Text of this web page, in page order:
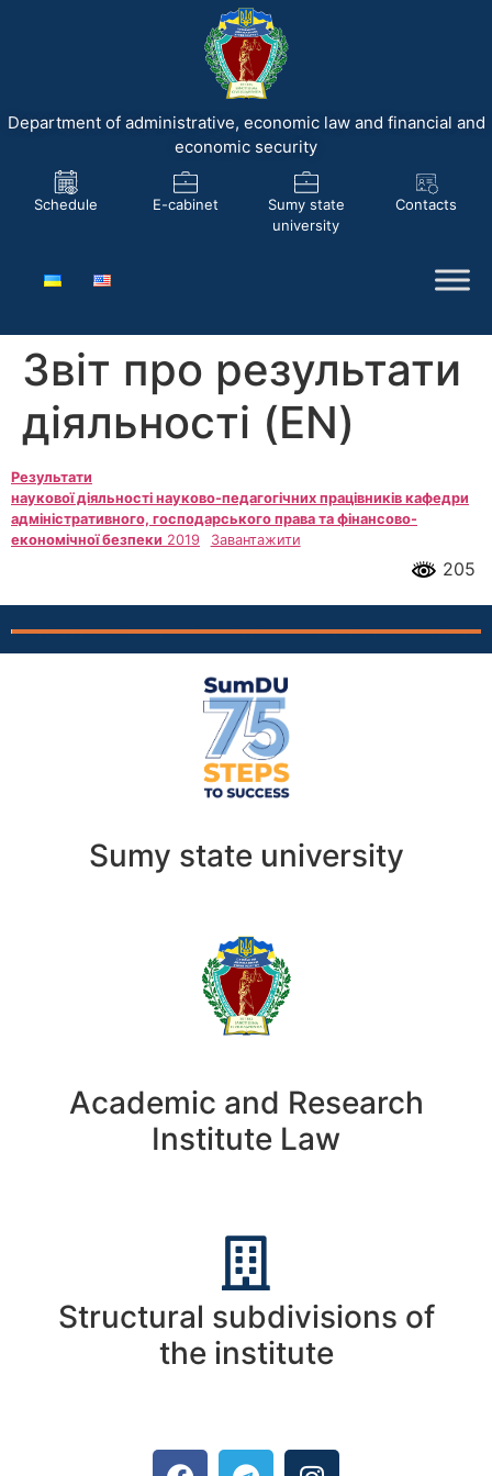
Department of administrative, economic law and financial and
economic security
Schedule E-cabinet
Sumy state
university
Contacts
Звіт про результати
діяльності (EN)
Результати
наукової діяльності науково-педагогічних працівників кафедри
адміністративного, господарського права та фінансово-
економічної безпеки 2019 Завантажити
205
Sumy state university
Academic and Research
Institute Law
Structural subdivisions of
the institute